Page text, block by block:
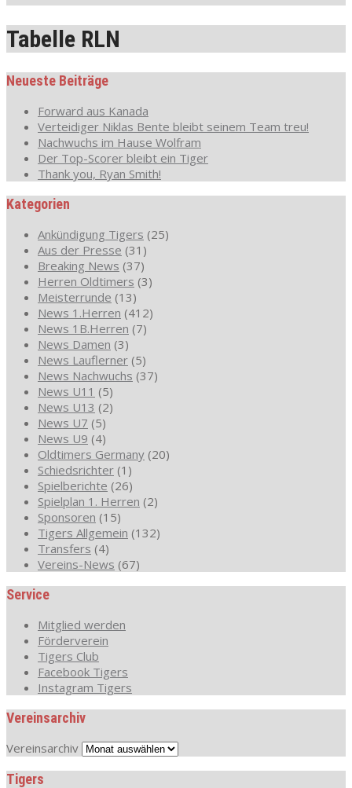
Tabelle RLN
Neueste Beiträge
Forward aus Kanada
Verteidiger Niklas Bente bleibt seinem Team treu!
Nachwuchs im Hause Wolfram
Der Top-Scorer bleibt ein Tiger
Thank you, Ryan Smith!
Kategorien
Ankündigung Tigers (25)
Aus der Presse (31)
Breaking News (37)
Herren Oldtimers (3)
Meisterrunde (13)
News 1.Herren (412)
News 1B.Herren (7)
News Damen (3)
News Lauflerner (5)
News Nachwuchs (37)
News U11 (5)
News U13 (2)
News U7 (5)
News U9 (4)
Oldtimers Germany (20)
Schiedsrichter (1)
Spielberichte (26)
Spielplan 1. Herren (2)
Sponsoren (15)
Tigers Allgemein (132)
Transfers (4)
Vereins-News (67)
Service
Mitglied werden
Förderverein
Tigers Club
Facebook Tigers
Instagram Tigers
Vereinsarchiv
Vereinsarchiv
Tigers